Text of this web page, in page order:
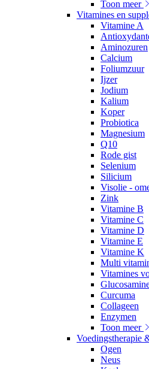
Toon meer
Vitamines en
Vitamine A
Aminozuren
Calcium
Foliumzuur
Ijzer
Jodium
Kalium
Koper
Probiotica
Magnesium
Q10
Rode gist
Selenium
Silicium
Visolie -
Zink
Vitamine B
Vitamine C
Vitamine D
Vitamine E
Vitamine K
Multi
Vitamines
Curcuma
Collageen
Enzymen
Toon meer
Voedingstherapie
Ogen
Neus